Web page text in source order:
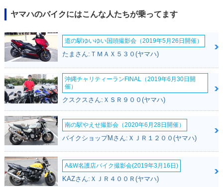
ヤマハのバイクにはこんな人たちが乗ってます
道の駅ゆいゆい国頭撮影会（2019年5月26日開催）
たまさん:ＴＭＡＸ５３０(ヤマハ)
沖縄チャリティーランFINAL（2019年6月30日開
催）
クスクスさん:ＸＳＲ９００(ヤマハ)
南の駅やえせ撮影会（2020年6月28日開催）
バイクショップMさん:ＸＪＲ１２００(ヤマハ)
A&W名護店バイク撮影会(2019年3月16日)
KAZさん:ＸＪＲ４００Ｒ(ヤマハ)